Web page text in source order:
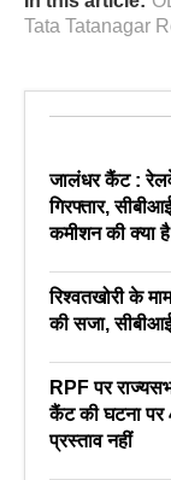
Tata Tatanagar
जालंधर कैंट :
गिरफ्तार,
कमीशन की क्या है
रिश्वतखोरी के
की सजा,
RPF पर
कैंट की घटना पर
प्रस्ताव नहीं